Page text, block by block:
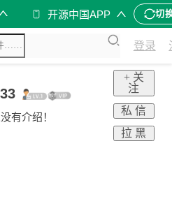
开源中国APP 切
登录
有介绍！
+ 关
注
私 信
拉 黑